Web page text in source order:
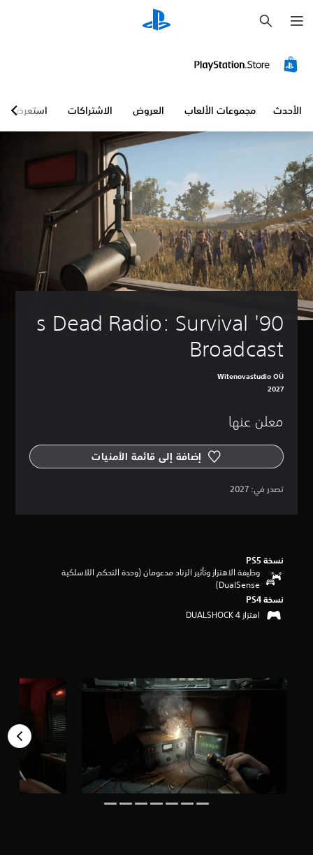
ح
ث
الأحدث مجموعات الألعاب العروض الاشتراكات استعرض
90's Dead Radio: Survival
Broadcast
Witenovastudio OÜ
2027
معلن عنها
إضافة إلى قائمة الأمنيات
‏تصدر في: ‏ 2027
نسخة PS5‏
وظيفة الاهتزاز وتأثير الزناد مدعومان (وحدة التحكم اللاسلكية
DualSense‏)
نسخة PS4‏
اهتزاز DUALSHOCK 4‏